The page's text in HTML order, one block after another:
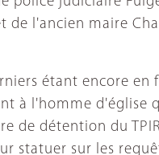
de l'ancien maire
étant encore en
à l'homme d'église
de détention du
statuer sur les